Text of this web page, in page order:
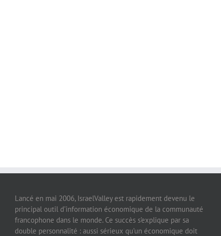
Lancé en mai 2006, IsraelValley est rapidement devenu le
principal outil d’information économique de la communauté
francophone dans le monde. Ce succès s’explique par sa
double personnalité : aussi sérieux qu’un économique doit